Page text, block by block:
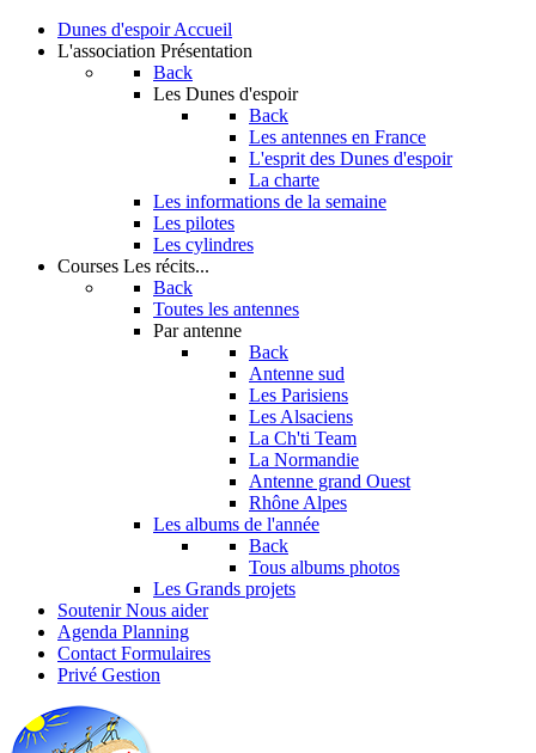
Dunes d'espoir Accueil
L'association Présentation
Back
Les Dunes d'espoir
Back
Les antennes en France
L'esprit des Dunes d'espoir
La charte
Les informations de la semaine
Les pilotes
Les cylindres
Courses Les récits...
Back
Toutes les antennes
Par antenne
Back
Antenne sud
Les Parisiens
Les Alsaciens
La Ch'ti Team
La Normandie
Antenne grand Ouest
Rhône Alpes
Les albums de l'année
Back
Tous albums photos
Les Grands projets
Soutenir Nous aider
Agenda Planning
Contact Formulaires
Privé Gestion